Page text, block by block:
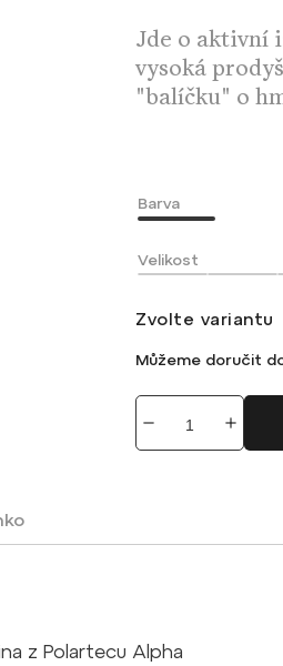
Jde o aktivní
vysoká
"balíčku" o
Barva
Velikost
Zvolte variantu
Můžeme doručit
z Polartecu Alpha